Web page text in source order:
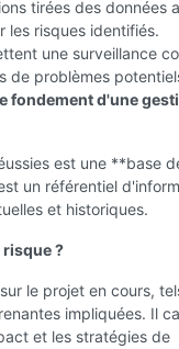
tirées des données
les risques identifiés.
une surveillance
de problèmes
fondement d'une
est une **base
un référentiel
et historiques.
risque ?
le projet en cours,
impliquées. Il
et les stratégies de